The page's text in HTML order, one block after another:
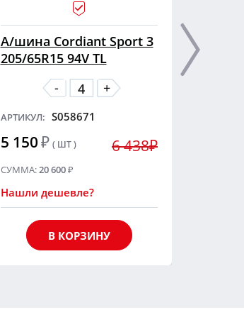
А/шина Cordiant Sport 3
205/65R15 94V TL
-
+
АРТИКУЛ: S058671
5 150₽ ( ШТ ) 6 438₽
СУММА: 20 600₽
Нашли дешевле?
В КОРЗИНУ